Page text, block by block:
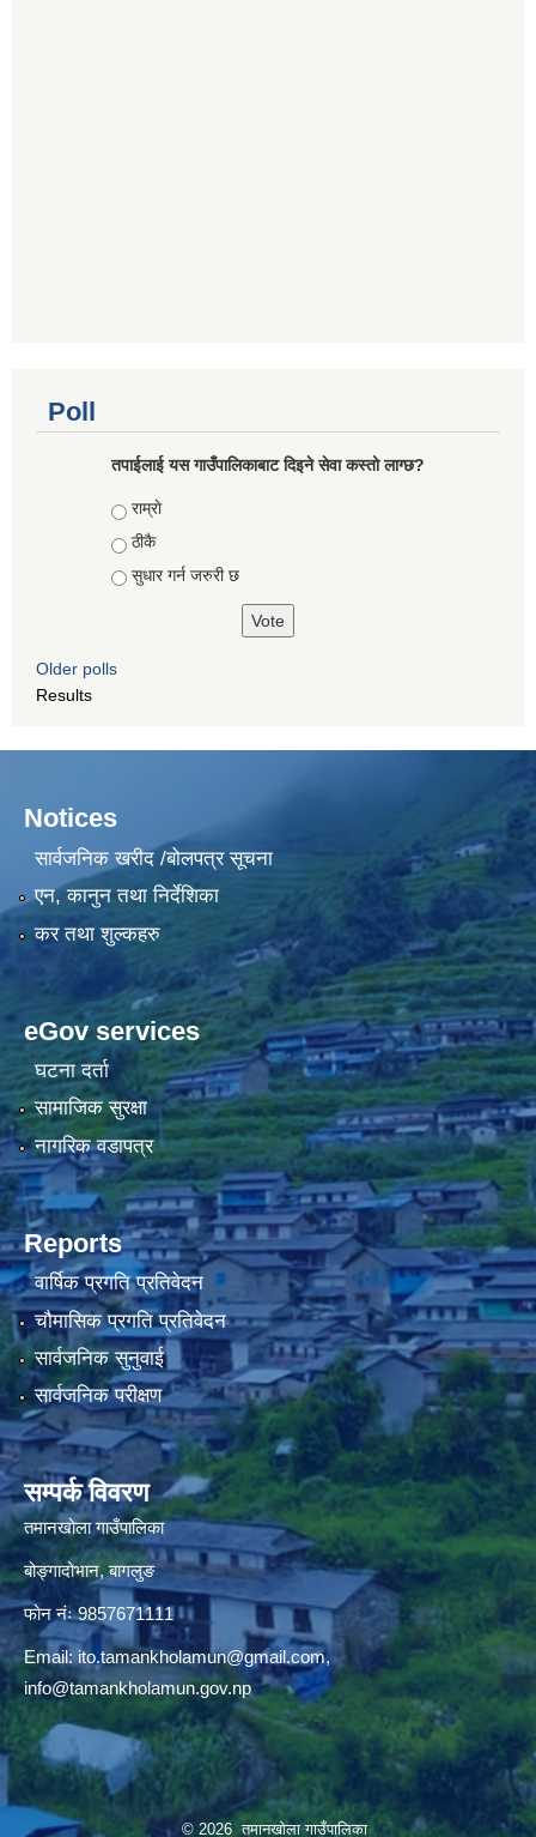
Poll
तपाईलाई यस गाउँपालिकाबाट दिइने सेवा कस्तो लाग्छ?
Choices
राम्राे
ठीकै
सुधार गर्न जरुरी छ
Older polls
Results
Notices
सार्वजनिक खरीद /बोलपत्र सूचना
एन, कानुन तथा निर्देशिका
कर तथा शुल्कहरु
eGov services
घटना दर्ता
सामाजिक सुरक्षा
नागरिक वडापत्र
Reports
वार्षिक प्रगति प्रतिवेदन
चौमासिक प्रगति प्रतिवेदन
सार्वजनिक सुनुवाई
सार्वजनिक परीक्षण
सम्पर्क विवरण
तमानखोला गाउँपालिका
बोङ्गादोभान, बागलुङ
फोन नंः 9857671111
Email: ito.tamankholamun@gmail.com,
info@tamankholamun.gov.np
© 2026 तमानखोला गाउँपालिका